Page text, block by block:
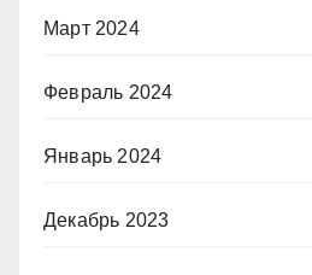
Март 2024
Февраль 2024
Январь 2024
Декабрь 2023